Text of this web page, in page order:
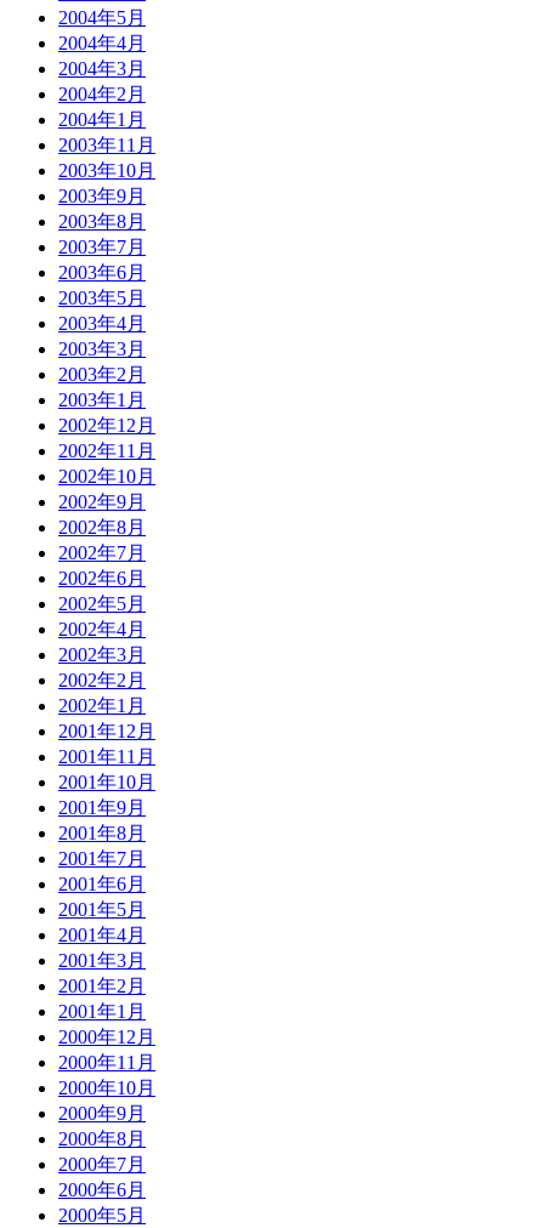
2004年5月
2004年4月
2004年3月
2004年2月
2004年1月
2003年11月
2003年10月
2003年9月
2003年8月
2003年7月
2003年6月
2003年5月
2003年4月
2003年3月
2003年2月
2003年1月
2002年12月
2002年11月
2002年10月
2002年9月
2002年8月
2002年7月
2002年6月
2002年5月
2002年4月
2002年3月
2002年2月
2002年1月
2001年12月
2001年11月
2001年10月
2001年9月
2001年8月
2001年7月
2001年6月
2001年5月
2001年4月
2001年3月
2001年2月
2001年1月
2000年12月
2000年11月
2000年10月
2000年9月
2000年8月
2000年7月
2000年6月
2000年5月